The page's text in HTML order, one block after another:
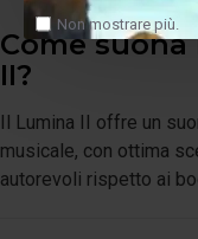
Non mostrare più.
Come
II?
Il Lumina II offre un
musicale, con ottima
autorevoli rispetto ai